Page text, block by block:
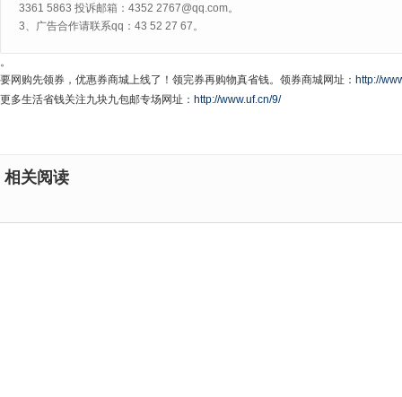
3361 5863 投诉邮箱：4352 2767@qq.com。
3、广告合作请联系qq：43 52 27 67。
。
要网购先领券，优惠券商城上线了！领完券再购物真省钱。领券商城网址： http://
更多生活省钱关注九块九包邮专场网址： http://www.uf.cn/9/
相关阅读